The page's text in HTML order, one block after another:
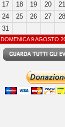
17
18 19 20 21
24
25 26 27 28
31
DOMENICA 9 AGOSTO